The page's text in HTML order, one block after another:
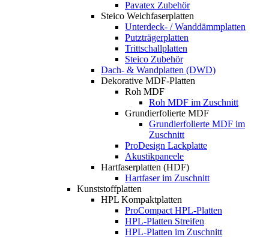
Pavatex Zubehör
Steico Weichfaserplatten
Unterdeck- / Wanddämmplatten
Putzträgerplatten
Trittschallplatten
Steico Zubehör
Dach- & Wandplatten (DWD)
Dekorative MDF-Platten
Roh MDF
Roh MDF im Zuschnitt
Grundierfolierte MDF
Grundierfolierte MDF im
Zuschnitt
ProDesign Lackplatte
Akustikpaneele
Hartfaserplatten (HDF)
Hartfaser im Zuschnitt
Kunststoffplatten
HPL Kompaktplatten
ProCompact HPL-Platten
HPL-Platten Streifen
HPL-Platten im Zuschnitt